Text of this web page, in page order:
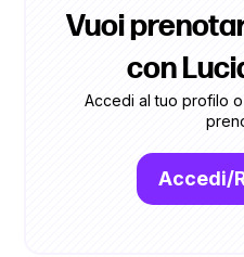
Vuoi
con
Accedi al tuo profilo
Accedi/